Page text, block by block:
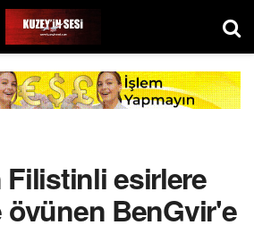
Filistinli esirlere
BenGvir'e